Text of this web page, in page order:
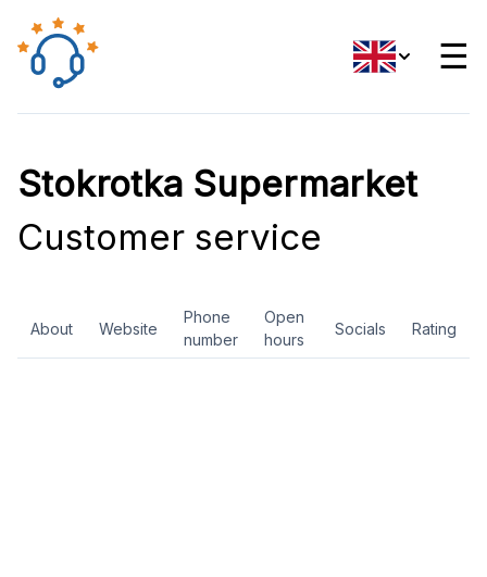
☰
Stokrotka Supermarket
Customer service
About Website
Phone
number
Open
hours
Socials Rating